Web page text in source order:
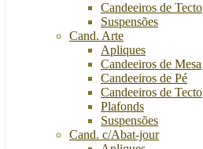
Candeeiros de Tecto
Suspensões
Cand. Arte
Apliques
Candeeiros de Mesa
Candeeiros de Pé
Candeeiros de Tecto
Plafonds
Suspensões
Cand. c/Abat-jour